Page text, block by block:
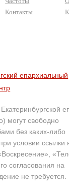
Контакты
епархиальный
могут свободно
без каких-либо
условии ссылки
согласования на
не требуется.